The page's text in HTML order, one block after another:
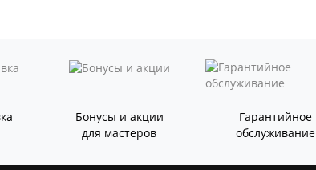
Бонусы и акции
для мастеров
Гарантийное
обслуживание